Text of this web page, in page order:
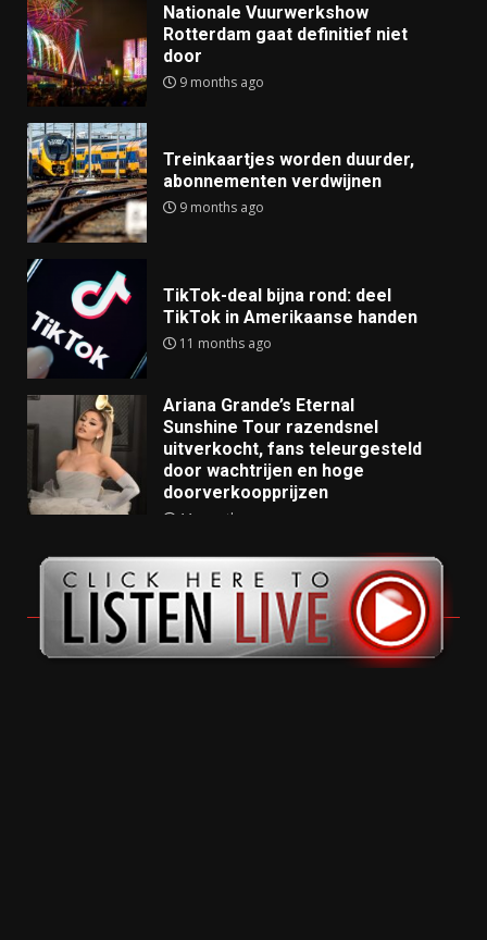
Nationale Vuurwerkshow
Rotterdam gaat definitief niet
door
9 months ago
Treinkaartjes worden duurder,
abonnementen verdwijnen
9 months ago
TikTok-deal bijna rond: deel
TikTok in Amerikaanse handen
11 months ago
Ariana Grande’s Eternal
Sunshine Tour razendsnel
uitverkocht, fans teleurgesteld
door wachtrijen en hoge
doorverkoopprijzen
11 months ago